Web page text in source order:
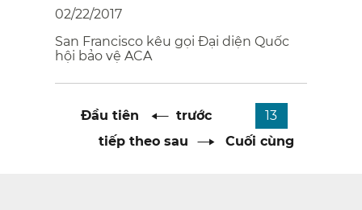
02/22/2017
San Francisco kêu gọi Đại diện Quốc
hội bảo vệ ACA​​
PhânTrang
tiên​​
Đầu tiên​​
Trang
trước
Trang
hiện
tại
13​​
Trang
tiếp theo sau
Trang
Cuối cùng​​